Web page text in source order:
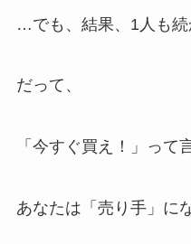
…でも、結果、1人も続
だって、
「今すぐ買え！」って
あなたは「売り手」に